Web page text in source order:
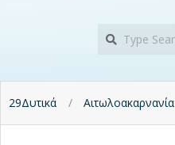
29Δυτικά Αιτωλοακαρνανία